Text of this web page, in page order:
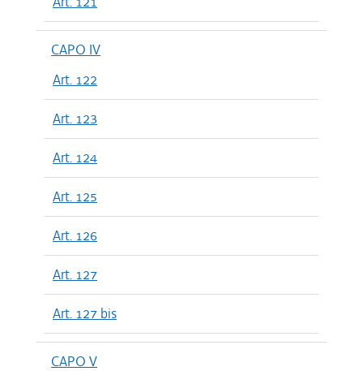
CAPO IV
Art. 122
Art. 123
Art. 124
Art. 125
Art. 126
Art. 127
Art. 127 bis
CAPO V